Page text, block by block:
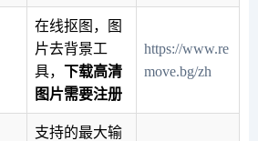
在线抠图，图
片去背景工
具， 下载高清
图片需要注册
https://www.re
move.bg/zh
支持的最大输